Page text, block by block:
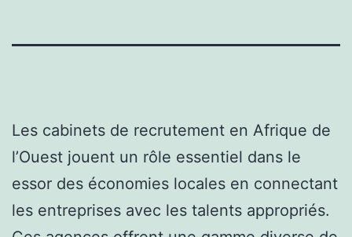
Les cabinets de recrutement en Afrique de
l’Ouest jouent un rôle essentiel dans le
essor des économies locales en connectant
les entreprises avec les talents appropriés.